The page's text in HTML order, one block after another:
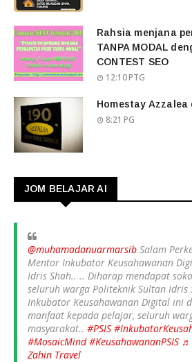
Rahsia menjana
TANPA MODAL
CONTEST SEO
12:10 PTG
Homestay
8:21 PG
JOM BELAJAR AI
@muhamadanuarmarsib Salam
Mentor Inkubator Keusahawanan
Idris Shah.. .. Diharap mendapat
seluruh warga Politeknik Sultan Idris
Inkubator Keusahawanan Digital ini
manfaat kepada pelajar, seluruh
masyarakat.. #PSIS
#MosaicMind #KeusahawananPSIS ♬
Zahin Travel